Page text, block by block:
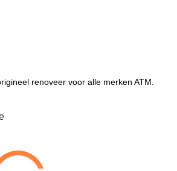
renoveer voor alle merken ATM.